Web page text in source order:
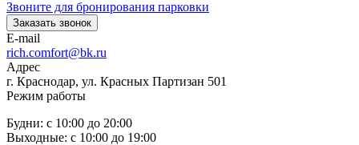
Звоните для бронирования парковки
Заказать звонок
E-mail
rich.comfort@bk.ru
Адрес
г. Краснодар, ул. Красных Партизан 501
Режим работы
Будни: с 10:00 до 20:00
Выходные: с 10:00 до 19:00